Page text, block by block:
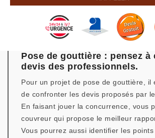
Pose de gouttière : pensez
devis des professionnels.
Pour un projet de pose de gouttière, il
de confronter les devis proposés par
En faisant jouer la concurrence, vous
couvreur qui propose le meilleur
Vous pourrez aussi identifier les